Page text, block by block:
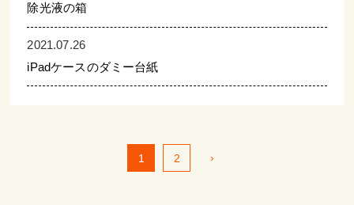
除光液の箱
2021.07.26
iPadケースのダミー台紙
1 2 ›